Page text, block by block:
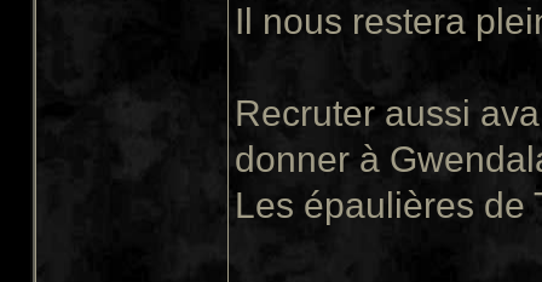
Il nous restera
Recruter aussi
donner à
Les épaulières de